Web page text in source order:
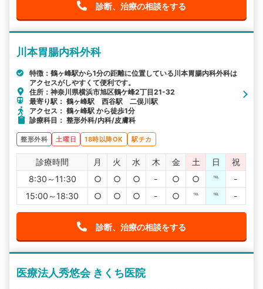
診断、治療の相談をする
川本胃腸内科外科
特徴：鶴ヶ峰駅から1分の距離に位置している川本胃腸内科外科は
アクセスがしやすくて便利です。
住所：神奈川県横浜市旭区鶴ケ峰2丁目21-32
最寄り駅： 鶴ヶ峰駅 西谷駅 二俣川駅
アクセス： 鶴ヶ峰駅 から徒歩1分
診療科目： 整形外科/内科/皮膚科
整形外科 土曜日 18時以降OK 駅チカ
診療時間 月 火 水 木 金 土 日
祝
8:30～11:30
○ ○ ○ - ○ ○ ℡
-
15:00～18:30
○ ○ ○ - ○ ℡ ℡ -
診断、治療の相談をする
医療法人秀悠会 きくち医院